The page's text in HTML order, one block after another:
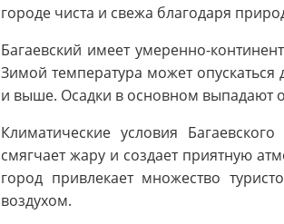
городе чиста и свежа благодаря
Багаевский имеет умеренно-
Зимой температура может опускаться
и выше. Осадки в основном выпадают
Климатические условия
смягчает жару и создает приятную
город привлекает множество
воздухом.